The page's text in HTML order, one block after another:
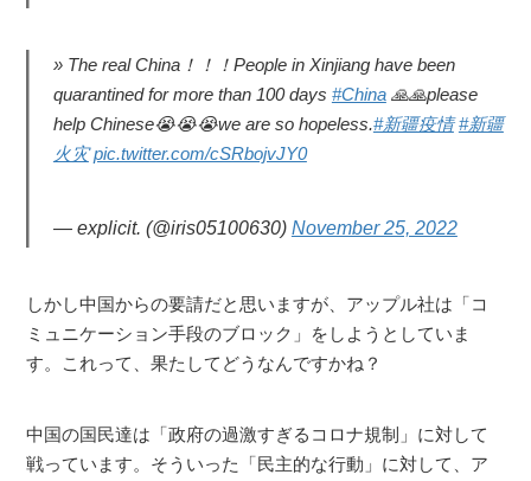
The real China！！！People in Xinjiang have been
quarantined for more than 100 days #China🙏🙏please
help Chinese😭😭😭we are so hopeless.#新疆疫情 #新疆
火灾 pic.twitter.com/cSRbojvJY0
— explicit. (@iris05100630) November 25, 2022
しかし中国からの要請だと思いますが、アップル社は「コ
ミュニケーション手段のブロック」をしようとしていま
す。これって、果たしてどうなんですかね？
中国の国民達は「政府の過激すぎるコロナ規制」に対して
戦っています。そういった「民主的な行動」に対して、ア